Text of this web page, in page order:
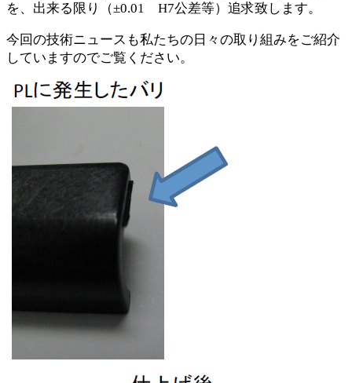
を、出来る限り（±0.01 H7公差等）追求致します。
今回の技術ニュースも私たちの日々の取り組みをご紹介
していますのでご覧ください。